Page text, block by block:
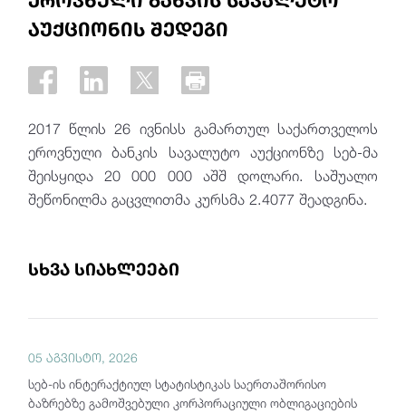
აუქციონის შედეგი
2017 წლის 26 ივნისს გამართულ საქართველოს
ეროვნული ბანკის სავალუტო აუქციონზე სებ-მა
შეისყიდა 20 000 000 აშშ დოლარი. საშუალო
შეწონილმა გაცვლითმა კურსმა 2.4077 შეადგინა.
სხვა სიახლეები
05 აგვისტო, 2026
სებ-ის ინტერაქტიულ სტატისტიკას საერთაშორისო
ბაზრებზე გამოშვებული კორპორაციული ობლიგაციების